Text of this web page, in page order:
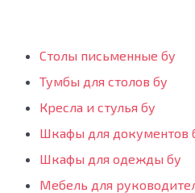
Столы письменные бу
Тумбы для столов бу
Кресла и стулья бу
Шкафы для документов
Шкафы для одежды бу
Мебель для